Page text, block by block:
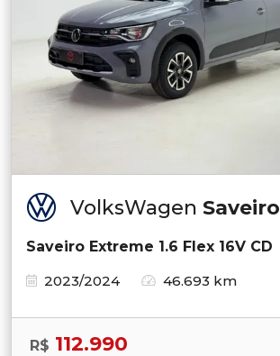
VolksWagen Saveiro
Saveiro Extreme 1.6 Flex 16V CD
2023/2024
46.693 km
R$ 112.990